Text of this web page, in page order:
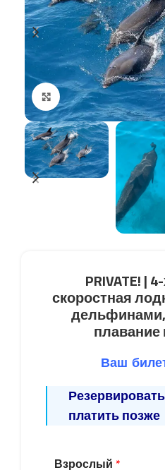
Click to enlarge
PRIVATE! |
скоростная
плавание
Ваш
платить позже
Взрослый *